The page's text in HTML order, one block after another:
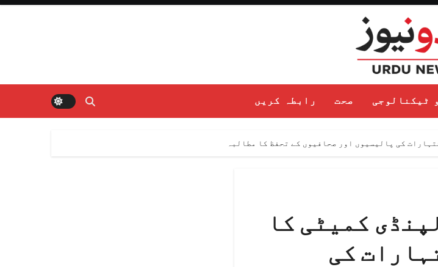
ٹیکنالوجی صحت رابطہ کریں
کی پالیسیوں اور صحافیوں کے تحفظ کا مطالبہ
کمیٹی کا
کی